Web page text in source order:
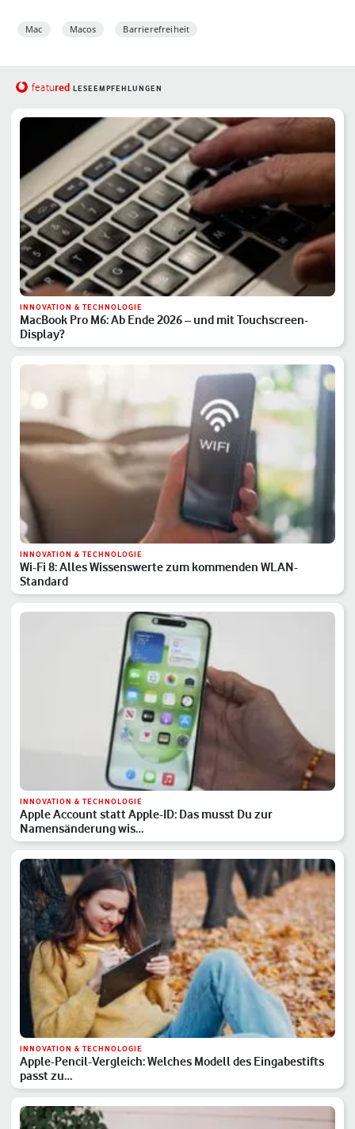
Mac Macos Barrierefreiheit
featured LESEEMPFEHLUNGEN
INNOVATION & TECHNOLOGIE
MacBook Pro M6: Ab Ende 2026 – und mit Touchscreen-
Display?
INNOVATION & TECHNOLOGIE
Wi-Fi 8: Alles Wissenswerte zum kommenden WLAN-
Standard
INNOVATION & TECHNOLOGIE
Apple Account statt Apple-ID: Das musst Du zur
Namensänderung wis…
INNOVATION & TECHNOLOGIE
Apple-Pencil-Vergleich: Welches Modell des Eingabestifts
passt zu…